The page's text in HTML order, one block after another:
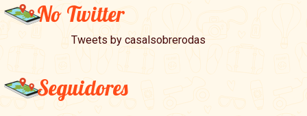
No Twitter
Tweets by casalsobrerodas
Seguidores